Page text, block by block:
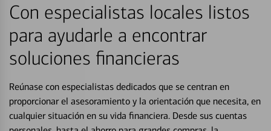
Con especialistas locales listos
para ayudarle a encontrar
soluciones financieras
Reúnase con especialistas dedicados que se centran en
proporcionar el asesoramiento y la orientación que necesita, en
cualquier situación en su vida financiera. Desde sus cuentas